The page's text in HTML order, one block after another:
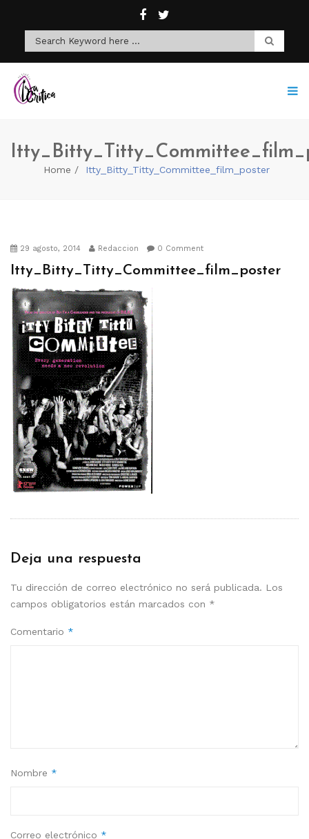
Home Itty_Bitty_Titty_Committee_film_poster
29 agosto, 2014 Redaccion 0 Comment
Itty_Bitty_Titty_Committee_film_poster
Deja una respuesta
Tu dirección de correo electrónico no será publicada. Los
campos obligatorios están marcados con *
Comentario *
Nombre *
Correo electrónico *